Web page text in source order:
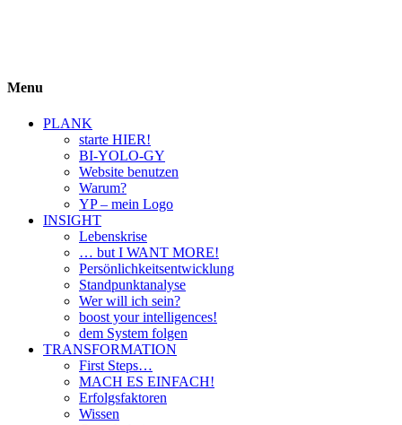
Menu
PLANK
starte HIER!
BI-YOLO-GY
Website benutzen
Warum?
YP – mein Logo
INSIGHT
Lebenskrise
… but I WANT MORE!
Persönlichkeitsentwicklung
Standpunktanalyse
Wer will ich sein?
boost your intelligences!
dem System folgen
TRANSFORMATION
First Steps…
MACH ES EINFACH!
Erfolgsfaktoren
Wissen